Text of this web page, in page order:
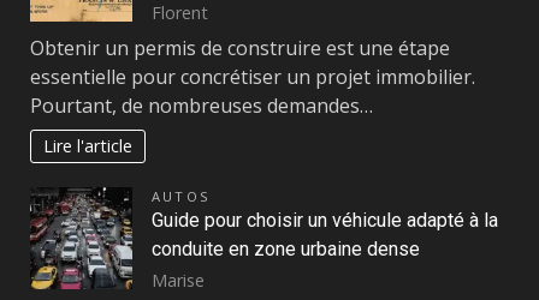
Florent
Obtenir un permis de construire est une étape
essentielle pour concrétiser un projet immobilier.
Pourtant, de nombreuses demandes…
Lire l'article
AUTOS
Guide pour choisir un véhicule adapté à la
conduite en zone urbaine dense
Marise